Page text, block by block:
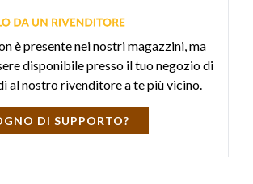
è presente nei nostri magazzini, ma
disponibile presso il tuo negozio di
al nostro rivenditore a te più vicino.
DI SUPPORTO?